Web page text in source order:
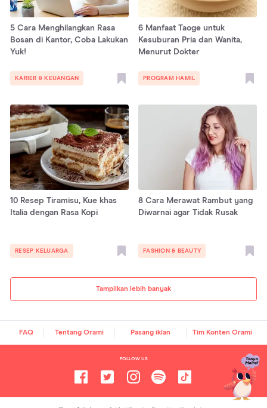
Tampilkan lebih banyak
5 Cara Menghilangkan Rasa
Bosan di Kantor, Coba Lakukan
Yuk!
KARIER & KEUANGAN
6 Manfaat Taoge untuk
Kesuburan Pria dan Wanita,
Menurut Dokter
PROGRAM HAMIL
10 Resep Tiramisu, Kue khas
Italia dengan Rasa Kopi
RESEP KELUARGA
8 Cara Merawat Rambut yang
Diwarnai agar Tidak Rusak
FASHION & BEAUTY
FAQ Tentang Orami Pasang iklan Tim Konten Orami
FOLLOW US